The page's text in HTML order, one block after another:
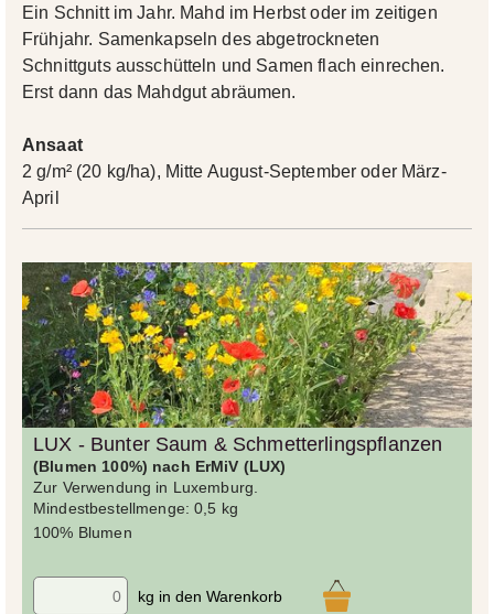
Ein Schnitt im Jahr. Mahd im Herbst oder im zeitigen
Frühjahr. Samenkapseln des abgetrockneten
Schnittguts ausschütteln und Samen flach einrechen.
Erst dann das Mahdgut abräumen.
Ansaat
2 g/m² (20 kg/ha), Mitte August-September oder März-
April
LUX - Bunter Saum & Schmetterlingspflanzen
(Blumen 100%) nach ErMiV (LUX)
Zur Verwendung in Luxemburg.
Mindestbestellmenge: 0,5 kg
100% Blumen
kg in den Warenkorb